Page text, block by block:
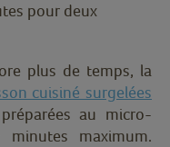
pour deux
plus de temps, la
cuisiné surgelées
au micro-
maximum.